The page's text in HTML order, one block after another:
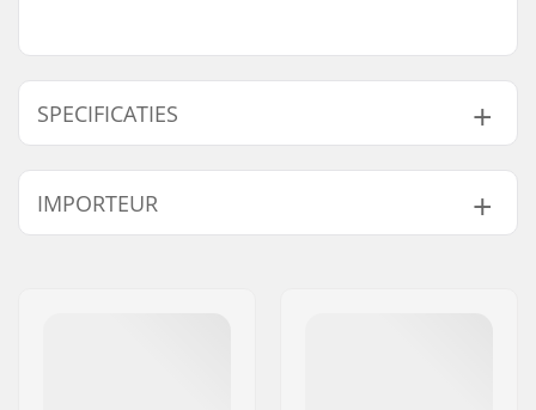
SPECIFICATIES
As diameter:
14mm
Driver side:
IMPORTEUR